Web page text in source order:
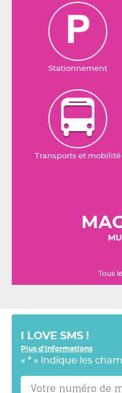
Stationnement
Transports et mobilité
Tous
I LOVE SMS !
Plus d'informations
« * » indique les